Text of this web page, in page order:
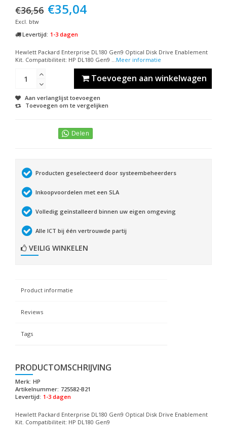
€36,56 €35,04
Excl. btw
Levertijd: 1-3 dagen
Hewlett Packard Enterprise DL180 Gen9 Optical Disk Drive Enablement
Kit. Compatibiliteit: HP DL180 Gen9 ...Meer informatie
Toevoegen aan winkelwagen
Aan verlanglijst toevoegen
Toevoegen om te vergelijken
Producten geselecteerd door systeembeheerders
Inkoopvoordelen met een SLA
Volledig geïnstalleerd binnen uw eigen omgeving
Alle ICT bij één vertrouwde partij
VEILIG WINKELEN
Product informatie
Reviews
Tags
PRODUCTOMSCHRIJVING
Merk: HP
Artikelnummer: 725582-B21
Levertijd: 1-3 dagen
Hewlett Packard Enterprise DL180 Gen9 Optical Disk Drive Enablement
Kit. Compatibiliteit: HP DL180 Gen9